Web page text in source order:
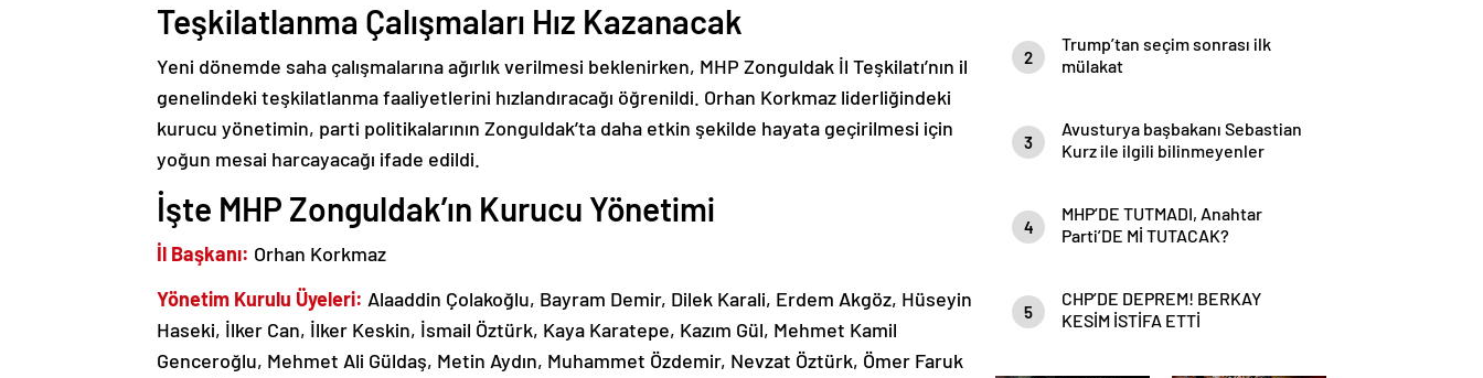
Teşkilatlanma Çalışmaları Hız Kazanacak
Yeni dönemde saha çalışmalarına ağırlık verilmesi beklenirken, MHP Zonguldak İl Teşkilatı’nın il
genelindeki teşkilatlanma faaliyetlerini hızlandıracağı öğrenildi. Orhan Korkmaz liderliğindeki
kurucu yönetimin, parti politikalarının Zonguldak’ta daha etkin şekilde hayata geçirilmesi için
yoğun mesai harcayacağı ifade edildi.
İşte MHP Zonguldak’ın Kurucu Yönetimi
İl Başkanı: Orhan Korkmaz
Yönetim Kurulu Üyeleri: Alaaddin Çolakoğlu, Bayram Demir, Dilek Karali, Erdem Akgöz, Hüseyin
Haseki, İlker Can, İlker Keskin, İsmail Öztürk, Kaya Karatepe, Kazım Gül, Mehmet Kamil
Genceroğlu, Mehmet Ali Güldaş, Metin Aydın, Muhammet Özdemir, Nevzat Öztürk, Ömer Faruk
2
Trump’tan seçim sonrası ilk
mülakat
3
Avusturya başbakanı Sebastian
Kurz ile ilgili bilinmeyenler
4
MHP’DE TUTMADI, Anahtar
Parti’DE Mİ TUTACAK?
5
CHP’DE DEPREM! BERKAY
KESİM İSTİFA ETTİ